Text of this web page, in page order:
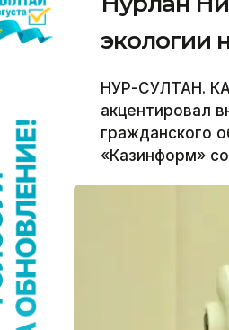
экологии
НУР-СУЛТАН.
акцентировал
гражданского
«Казинформ»